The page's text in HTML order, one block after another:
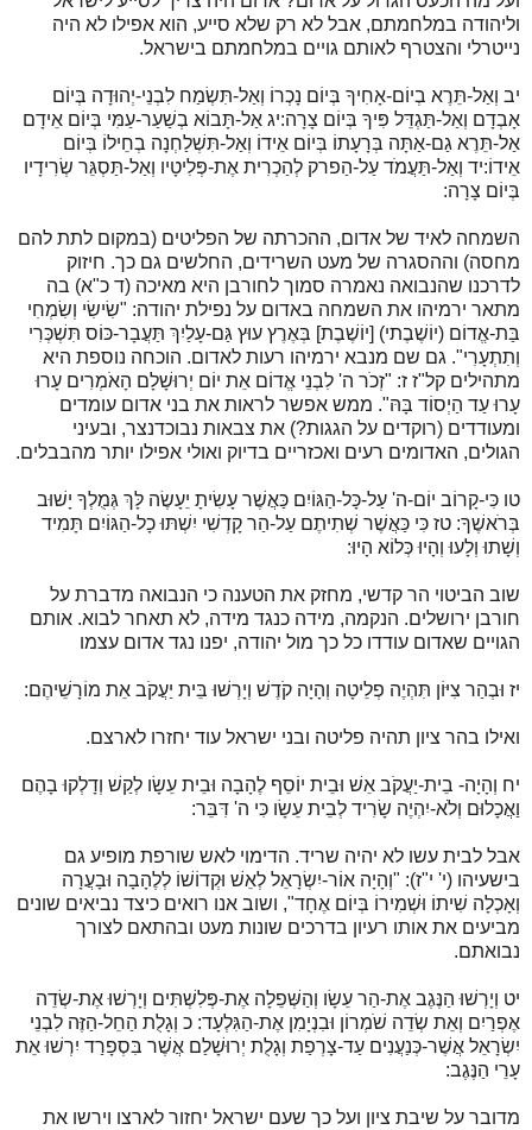
וליהודה במלחמתם, אבל לא רק שלא סייע, הוא אפילו לא היה
נייטרלי והצטרף לאותם גויים במלחמתם בישראל.
יב וְאַל-תֵּרֶא בְיוֹם-אָחִיךָ בְּיוֹם נָכְרוֹ וְאַל-תִּשְׂמַח לִבְנֵי-יְהוּדָה בְּיוֹם
אָבְדָם וְאַל-תַּגְדֵּל פִּיךָ בְּיוֹם צָרָה:יג אַל-תָּבוֹא בְשַׁעַר-עַמִּי בְּיוֹם אֵידָם
אַל-תֵּרֶא גַם-אַתָּה בְּרָעָתוֹ בְּיוֹם אֵידוֹ וְאַל-תִּשְׁלַחְנָה בְחֵילוֹ בְּיוֹם
אֵידוֹ:יד וְאַל-תַּעֲמֹד עַל-הַפרק לְהַכְרִית אֶת-פְּלִיטָיו וְאַל-תַּסְגֵּר שְׂרִידָיו
בְּיוֹם צָרָה:
השמחה לאיד של אדום, ההכרתה של הפליטים (במקום לתת להם
מחסה) וההסגרה של מעט השרידים, החלשים גם כך. חיזוק
לדרכנו שהנבואה נאמרה סמוך לחורבן היא מאיכה (ד כ"א) בה
מתאר ירמיהו את השמחה באדום על נפילת יהודה: "שִׂישִׂי וְשִׂמְחִי
בַּת-אֱדוֹם (יוֹשֶׁבֶתי) [יוֹשֶׁבֶת] בְּאֶרֶץ עוּץ גַּם-עָלַיִךְ תַּעֲבָר-כּוֹס תִּשְׁכְּרִי
וְתִתְעָרִי". גם שם מנבא ירמיהו רעות לאדום. הוכחה נוספת היא
מתהילים קל"ז ז: "זְכֹר ה' לִבְנֵי אֱדוֹם אֵת יוֹם יְרוּשָׁלָם הָאֹמְרִים עָרוּ
עָרוּ עַד הַיְסוֹד בָּהּ". ממש אפשר לראות את בני אדום עומדים
ומעודדים (רוקדים על הגגות?) את צבאות נבוכדנצר, ובעיני
הגולים, האדומים רעים ואכזריים בדיוק ואולי אפילו יותר מהבבלים.
טו כִּי-קָרוֹב יוֹם-ה' עַל-כָּל-הַגּוֹיִם כַּאֲשֶׁר עָשִׂיתָ יֵעָשֶׂה לָּךְ גְּמֻלְךָ יָשׁוּב
בְּרֹאשֶׁךָ: טז כִּי כַּאֲשֶׁר שְׁתִיתֶם עַל-הַר קָדְשִׁי יִשְׁתּוּ כָל-הַגּוֹיִם תָּמִיד
וְשָׁתוּ וְלָעוּ וְהָיוּ כְּלוֹא הָיוּ:
שוב הביטוי הר קדשי, מחזק את הטענה כי הנבואה מדברת על
חורבן ירושלים. הנקמה, מידה כנגד מידה, לא תאחר לבוא. אותם
הגויים שאדום עודדו כל כך מול יהודה, יפנו נגד אדום עצמו
יז וּבְהַר צִיּוֹן תִּהְיֶה פְלֵיטָה וְהָיָה קֹדֶשׁ וְיָרְשׁוּ בֵּית יַעֲקֹב אֵת מוֹרָשֵׁיהֶם:
ואילו בהר ציון תהיה פליטה ובני ישראל עוד יחזרו לארצם.
יח וְהָיָה- בֵית-יַעֲקֹב אֵשׁ וּבֵית יוֹסֵף לֶהָבָה וּבֵית עֵשָׂו לְקַשׁ וְדָלְקוּ בָהֶם
וַאֲכָלוּם וְלֹא-יִהְיֶה שָׂרִיד לְבֵית עֵשָׂו כִּי ה' דִּבֵּר:
אבל לבית עשו לא יהיה שריד. הדימוי לאש שורפת מופיע גם
בישעיהו (י' י"ז): "וְהָיָה אוֹר-יִשְׂרָאֵל לְאֵשׁ וּקְדוֹשׁוֹ לְלֶהָבָה וּבָעֲרָה
וְאָכְלָה שִׁיתוֹ וּשְׁמִירוֹ בְּיוֹם אֶחָד", ושוב אנו רואים כיצד נביאים שונים
מביעים את אותו רעיון בדרכים שונות מעט ובהתאם לצורך
נבואתם.
יט וְיָרְשׁוּ הַנֶּגֶב אֶת-הַר עֵשָׂו וְהַשְּׁפֵלָה אֶת-פְּלִשְׁתִּים וְיָרְשׁוּ אֶת-שְׂדֵה
אֶפְרַיִם וְאֵת שְׂדֵה שֹׁמְרוֹן וּבִנְיָמִן אֶת-הַגִּלְעָד: כ וְגָלֻת הַחֵל-הַזֶּה לִבְנֵי
יִשְׂרָאֵל אֲשֶׁר-כְּנַעֲנִים עַד-צָרְפַת וְגָלֻת יְרוּשָׁלַם אֲשֶׁר בִּסְפָרַד יִרְשׁוּ אֵת
עָרֵי הַנֶּגֶב:
מדובר על שיבת ציון ועל כך שעם ישראל יחזור לארצו וירשו את